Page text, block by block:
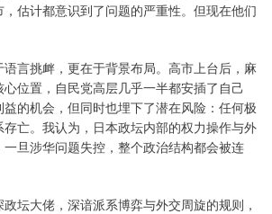
估计都意识到了问题的严重性。但现在他们
言挑衅，更在于背景布局。高市上台后，麻
位置，自民党高层几乎一半都安插了自己
的机会，但同时也埋下了潜在风险：任何极
亡。我认为，日本政坛内部的权力操作与外
旦涉华问题失控，整个政治结构都会被连
坛大佬，深谙派系博弈与外交周旋的规则，